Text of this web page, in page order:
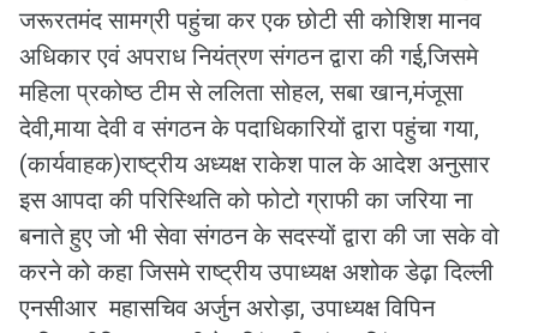
जरूरतमंद सामग्री पहुंचा कर एक छोटी सी कोशिश मानव
अधिकार एवं अपराध नियंत्रण संगठन द्वारा की गई,जिसमे
महिला प्रकोष्ठ टीम से ललिता सोहल, सबा खान,मंजूसा
देवी,माया देवी व संगठन के पदाधिकारियों द्वारा पहुंचा गया,
(कार्यवाहक)राष्ट्रीय अध्यक्ष राकेश पाल के आदेश अनुसार
इस आपदा की परिस्थिति को फोटो ग्राफी का जरिया ना
बनाते हुए जो भी सेवा संगठन के सदस्यों द्वारा की जा सके वो
करने को कहा जिसमे राष्ट्रीय उपाध्यक्ष अशोक डेढ़ा दिल्ली
एनसीआर महासचिव अर्जुन अरोड़ा, उपाध्यक्ष विपिन